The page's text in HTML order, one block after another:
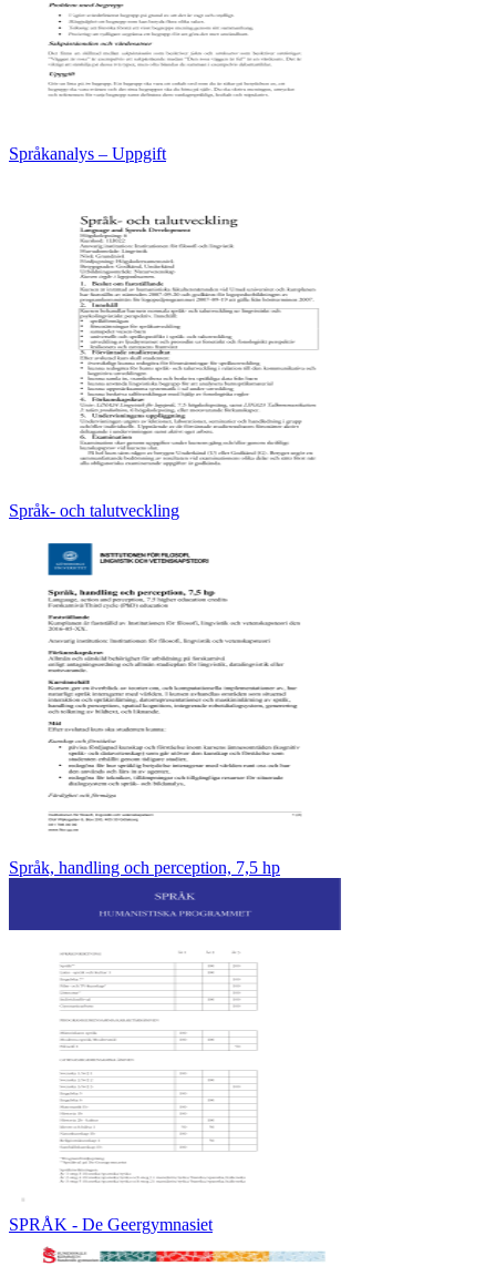
Språkanalys – Uppgift
Språk- och talutveckling
Språk, handling och perception, 7,5 hp
SPRÅK - De Geergymnasiet